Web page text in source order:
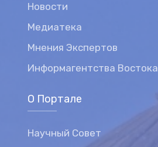
Новости
Медиатека
Мнения Экспертов
Информагентства Востока
О Портале
Научный Совет